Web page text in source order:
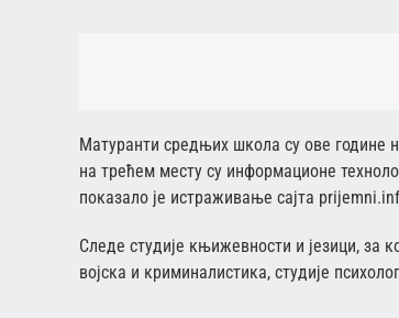
Матуранти средњих школа су ове године
на трећем месту су информационе
показало је истраживање сајта
Следе студије књижевности и језици, за
војска и криминалистика, студије